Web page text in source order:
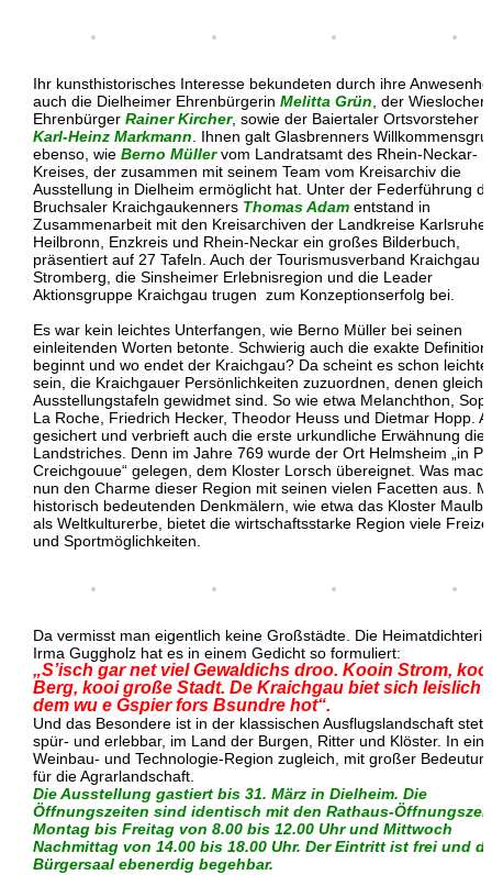
Ihr kunsthistorisches Interesse bekundeten durch ihre
auch die Dielheimer Ehrenbürgerin Melitta Grün, der Wieslocher
Ehrenbürger Rainer Kircher, sowie der Baiertaler Ortsvorsteher
Karl-Heinz Markmann. Ihnen galt Glasbrenners
ebenso, wie Berno Müllervom Landratsamt des Rhein-Neckar-
Kreises, der zusammen mit seinem Team vom Kreisarchiv die
Ausstellung in Dielheim ermöglicht hat. Unter der Federführung
Bruchsaler Kraichgaukenners Thomas Adam entstand in
Zusammenarbeit mit den Kreisarchiven der Landkreise Karlsruhe,
Heilbronn, Enzkreis und Rhein-Neckar ein großes Bilderbuch,
präsentiert auf 27 Tafeln. Auch der Tourismusverband Kraichgau
Stromberg, die Sinsheimer Erlebnisregion und die Leader
Aktionsgruppe Kraichgau trugen zum Konzeptionserfolg bei.
Es war kein leichtes Unterfangen, wie Berno Müller bei seinen
einleitenden Worten betonte. Schwierig auch die exakte Definition
beginnt und wo endet der Kraichgau? Da scheint es schon
sein, die Kraichgauer Persönlichkeiten zuzuordnen, denen gleich
Ausstellungstafeln gewidmet sind. So wie etwa Melanchthon,
La Roche, Friedrich Hecker, Theodor Heuss und Dietmar Hopp.
gesichert und verbrieft auch die erste urkundliche Erwähnung
Landstriches. Denn im Jahre 769 wurde der Ort Helmsheim „in
Creichgouue“ gelegen, dem Kloster Lorsch übereignet. Was
nun den Charme dieser Region mit seinen vielen Facetten aus.
historisch bedeutenden Denkmälern, wie etwa das Kloster
als Weltkulturerbe, bietet die wirtschaftsstarke Region viele
und Sportmöglichkeiten.
Da vermisst man eigentlich keine Großstädte. Die Heimatdichterin
Irma Guggholz hat es in einem Gedicht so formuliert:
„S’isch gar net viel Gewaldichs droo. Kooin Strom,
Berg, kooi große Stadt. De Kraichgau biet sich leislich
dem wu e Gspier fors Bsundre hot“.
Und das Besondere ist in der klassischen Ausflugslandschaft
spür- und erlebbar, im Land der Burgen, Ritter und Klöster. In
Weinbau- und Technologie-Region zugleich, mit großer
für die Agrarlandschaft.
Die Ausstellung gastiert bis 31. März in Dielheim. Die
Öffnungszeiten sind identisch mit den Rathaus-
Montag bis Freitag von 8.00 bis 12.00 Uhr und Mittwoch
Nachmittag von 14.00 bis 18.00 Uhr. Der Eintritt ist frei und
Bürgersaal ebenerdig begehbar.